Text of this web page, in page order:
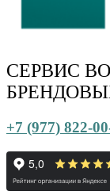
СЕРВИС
+7 (977) 822-